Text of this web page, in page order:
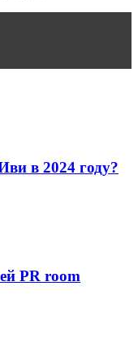
в 2024 году?
PR room